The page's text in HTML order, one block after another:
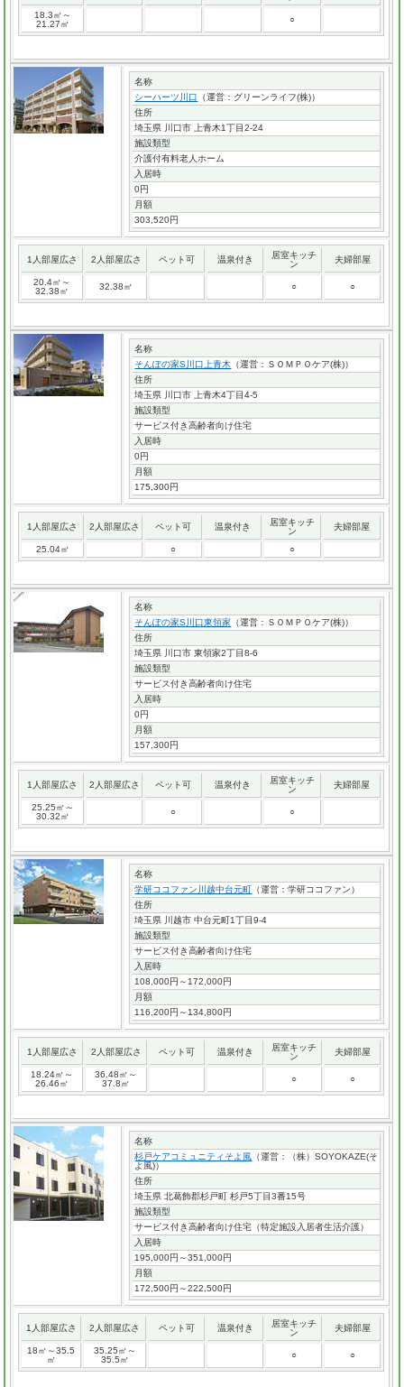
18.3㎡～
21.27㎡
○
名称
シーハーツ川口
（運営：グリーンライフ(株)）
住所
埼玉県 川口市 上青木1丁目2-24
施設類型
介護付有料老人ホーム
入居時
0円
月額
303,520円
1人部屋広さ 2人部屋広さ ペット可 温泉付き
居室キッチ
ン
夫婦部屋
20.4㎡～
32.38㎡
32.38㎡ ○ ○
名称
そんぽの家S川口上青木 （運営：ＳＯＭＰＯケア(株)）
住所
埼玉県 川口市 上青木4丁目4-5
施設類型
サービス付き高齢者向け住宅
入居時
0円
月額
175,300円
1人部屋広さ 2人部屋広さ ペット可 温泉付き
居室キッチ
ン
夫婦部屋
25.04㎡ ○ ○
名称
そんぽの家S川口東領家 （運営：ＳＯＭＰＯケア(株)）
住所
埼玉県 川口市 東領家2丁目8-6
施設類型
サービス付き高齢者向け住宅
入居時
0円
月額
157,300円
1人部屋広さ 2人部屋広さ ペット可 温泉付き
居室キッチ
ン
夫婦部屋
25.25㎡～
30.32㎡
○ ○
名称
学研ココファン川越中台元町 （運営：学研ココファン）
住所
埼玉県 川越市 中台元町1丁目9-4
施設類型
サービス付き高齢者向け住宅
入居時
108,000円～172,000円
月額
116,200円～134,800円
1人部屋広さ 2人部屋広さ ペット可 温泉付き
居室キッチ
ン
夫婦部屋
18.24㎡～
26.46㎡
36.48㎡～
37.8㎡
○ ○
名称
杉戸ケアコミュニティそよ風
（運営：（株）SOYOKAZE(そ
よ風)）
住所
埼玉県 北葛飾郡杉戸町 杉戸5丁目3番15号
施設類型
サービス付き高齢者向け住宅（特定施設入居者生活介護）
入居時
195,000円～351,000円
月額
172,500円～222,500円
1人部屋広さ 2人部屋広さ ペット可 温泉付き
居室キッチ
ン
夫婦部屋
18㎡～35.5
㎡
35.25㎡～
35.5㎡
○ ○